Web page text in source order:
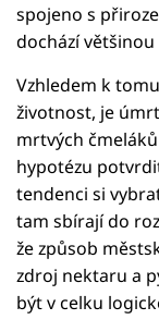
spojeno s
dochází
Vzhledem k
životnost, je
mrtvých
hypotézu
tendenci si
tam sbírají do
že způsob
zdroj nektaru a
být v celku